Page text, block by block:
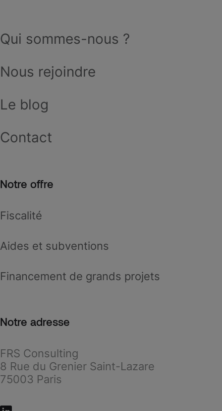
Qui sommes-nous ?
Nous rejoindre
Le blog
Contact
Notre offre
Fiscalité
Aides et subventions
Financement de grands projets
Notre adresse
FRS Consulting
8 Rue du Grenier Saint-Lazare
75003 Paris